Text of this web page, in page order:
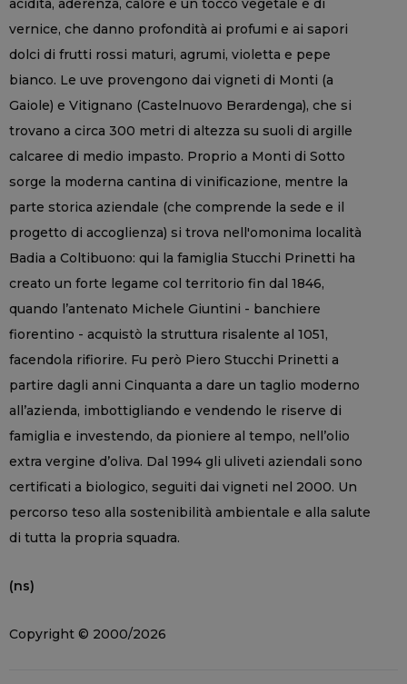
vernice, che danno profondità ai profumi e ai sapori
dolci di frutti rossi maturi, agrumi, violetta e pepe
bianco. Le uve provengono dai vigneti di Monti (a
Gaiole) e Vitignano (Castelnuovo Berardenga), che si
trovano a circa 300 metri di altezza su suoli di argille
calcaree di medio impasto. Proprio a Monti di Sotto
sorge la moderna cantina di vinificazione, mentre la
parte storica aziendale (che comprende la sede e il
progetto di accoglienza) si trova nell'omonima località
Badia a Coltibuono: qui la famiglia Stucchi Prinetti ha
creato un forte legame col territorio fin dal 1846,
quando l’antenato Michele Giuntini - banchiere
fiorentino - acquistò la struttura risalente al 1051,
facendola rifiorire. Fu però Piero Stucchi Prinetti a
partire dagli anni Cinquanta a dare un taglio moderno
all’azienda, imbottigliando e vendendo le riserve di
famiglia e investendo, da pioniere al tempo, nell’olio
extra vergine d’oliva. Dal 1994 gli uliveti aziendali sono
certificati a biologico, seguiti dai vigneti nel 2000. Un
percorso teso alla sostenibilità ambientale e alla salute
di tutta la propria squadra.
(ns)
Copyright © 2000/2026